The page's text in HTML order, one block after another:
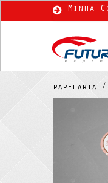
Minha
papelaria /